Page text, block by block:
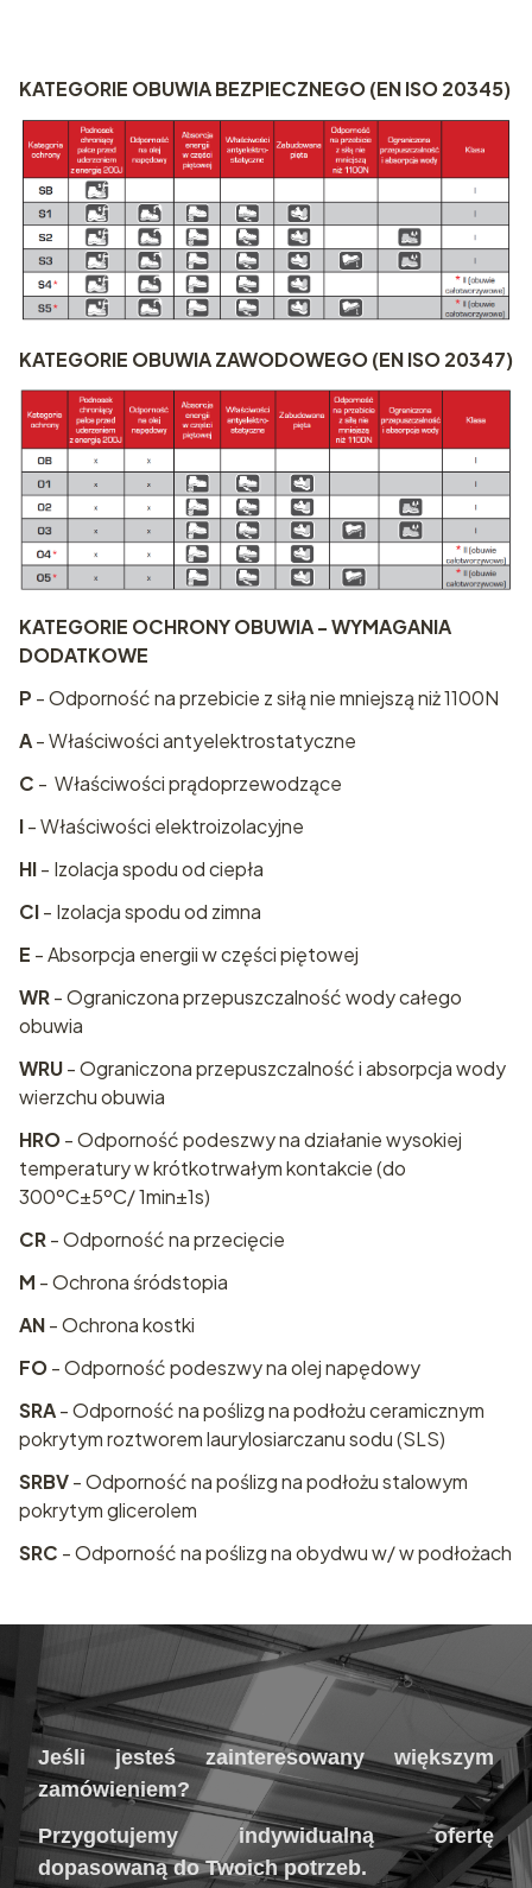
KATEGORIE OBUWIA BEZPIECZNEGO (EN ISO 20345)
KATEGORIE OBUWIA ZAWODOWEGO (EN ISO 20347)
KATEGORIE OCHRONY OBUWIA - WYMAGANIA
DODATKOWE
P - Odporność na przebicie z siłą nie mniejszą niż 1100N
A- Właściwości antyelektrostatyczne
C - Właściwości prądoprzewodzące
I- Właściwości elektroizolacyjne
HI- Izolacja spodu od ciepła
CI- Izolacja spodu od zimna
E - Absorpcja energii w części piętowej
WR- Ograniczona przepuszczalność wody całego
obuwia
WRU- Ograniczona przepuszczalność i absorpcja wody
wierzchu obuwia
HRO- Odporność podeszwy na działanie wysokiej
temperatury w krótkotrwałym kontakcie (do
300ºC±5ºC/ 1min±1s)
CR- Odporność na przecięcie
M - Ochrona śródstopia
AN- Ochrona kostki
FO- Odporność podeszwy na olej napędowy
SRA- Odporność na poślizg na podłożu ceramicznym
pokrytym roztworem laurylosiarczanu sodu (SLS)
SRBV- Odporność na poślizg na podłożu stalowym
pokrytym glicerolem
SRC - Odporność na poślizg na obydwu w/ w podłożach
Jeśli jesteś zainteresowany większym
zamówieniem?
Przygotujemy indywidualną ofertę
dopasowaną do Twoich potrzeb.